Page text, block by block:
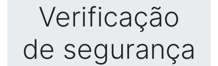
Verificação
de segurança